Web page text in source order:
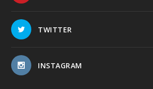
TWITTER
INSTAGRAM